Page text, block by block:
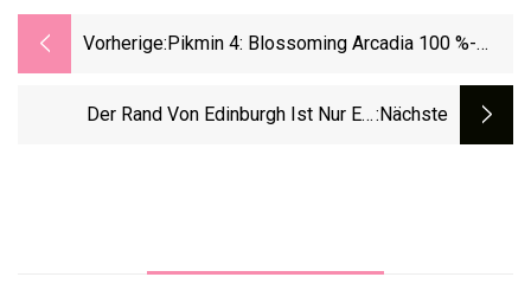
Vorherige: Pikmin 4: Blossoming Arcadia 100 %-
Der Rand Von Edinburgh Ist Nur Ein:nächste